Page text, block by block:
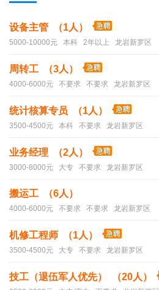
设备主管 （1人）
5000-10000元 本科 2年以上 龙岩新罗区
周转工 （3人）
4000-6000元 不要求 不要求 龙岩新罗区
统计核算专员 （1人）
3500-4500元 本科 不要求 龙岩新罗区
业务经理 （2人）
3000-8000元 大专 不要求 龙岩新罗区
搬运工 （6人）
4000-6000元 不要求 不要求 龙岩新罗区
机修工程师 （1人）
3500-4500元 大专 不要求 龙岩新罗区
技工（退伍军人优先） （20人）